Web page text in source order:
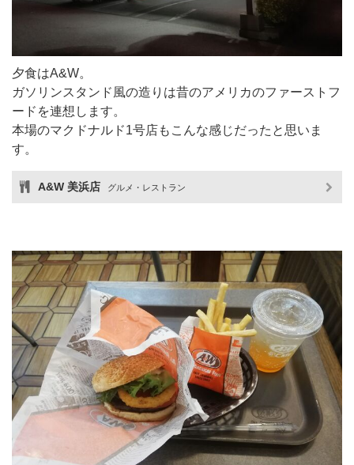
夕食はA&W。
ガソリンスタンド風の造りは昔のアメリカのファーストフ
ードを連想します。
本場のマクドナルド1号店もこんな感じだったと思いま
す。
A&W 美浜店 グルメ・レストラン